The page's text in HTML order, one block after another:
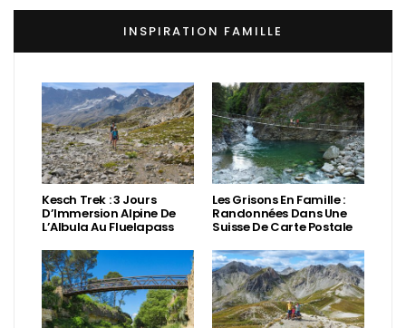
INSPIRATION FAMILLE
Kesch Trek : 3 Jours
D’Immersion Alpine De
L’Albula Au Fluelapass
Les Grisons En Famille :
Randonnées Dans Une
Suisse De Carte Postale